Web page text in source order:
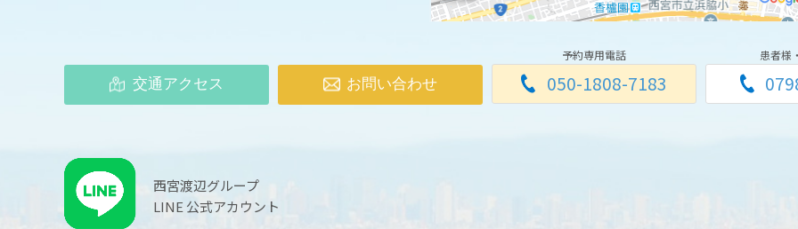
交通アクセス お問い合わせ
予約専用電話
050-1808-7183
患者様
西宮渡辺グループ
LINE 公式アカウント